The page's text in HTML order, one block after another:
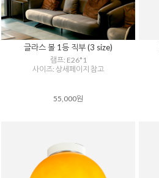
글라스 볼 1등 직부 (3 size)
램프: E26*1
사이즈: 상세페이지 참고
55,000원